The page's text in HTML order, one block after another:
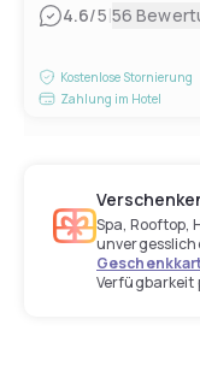
4.6/5|56
Kostenlose Stornierung
Zahlung im Hotel
Spa, Rooftop,
Verfügbarkeit